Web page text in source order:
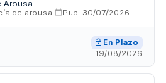
Concello. La ejecución de los
al programa de trabajos y
contrato. El precio pactado
a la normativa de
Arousa
de arousa Pub. 30/07/2026
En Plazo
19/08/2026